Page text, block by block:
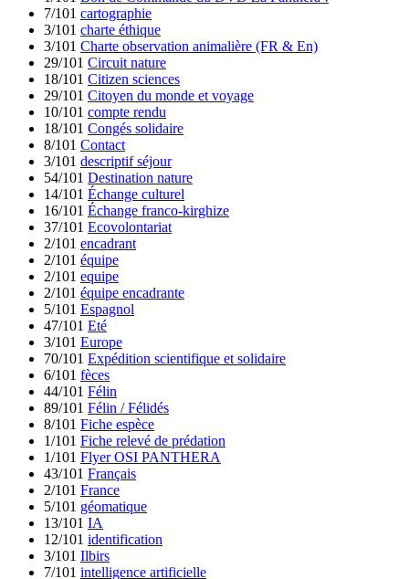
7/101 cartographie
3/101 charte éthique
3/101 Charte observation animalière (FR & En)
29/101 Circuit nature
18/101 Citizen sciences
29/101 Citoyen du monde et voyage
10/101 compte rendu
18/101 Congés solidaire
8/101 Contact
3/101 descriptif séjour
54/101 Destination nature
14/101 Échange culturel
16/101 Échange franco-kirghize
37/101 Ecovolontariat
2/101 encadrant
2/101 équipe
2/101 equipe
2/101 équipe encadrante
5/101 Espagnol
47/101 Eté
3/101 Europe
70/101 Expédition scientifique et solidaire
6/101 fèces
44/101 Félin
89/101 Félin / Félidés
8/101 Fiche espèce
1/101 Fiche relevé de prédation
1/101 Flyer OSI PANTHERA
43/101 Français
2/101 France
5/101 géomatique
13/101 IA
12/101 identification
3/101 Ilbirs
7/101 intelligence artificielle